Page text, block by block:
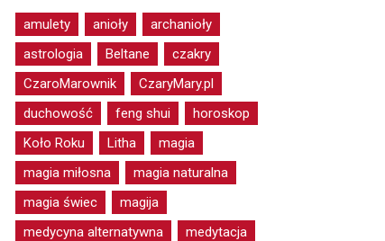
amulety anioły
archanioły
astrologia
Beltane
czakry
CzaroMarownik
CzaryMary.pl
duchowość
feng shui
horoskop
Koło Roku
Litha
magia
magia miłosna
magia naturalna
magia świec
magija
medycyna alternatywna
medytacja